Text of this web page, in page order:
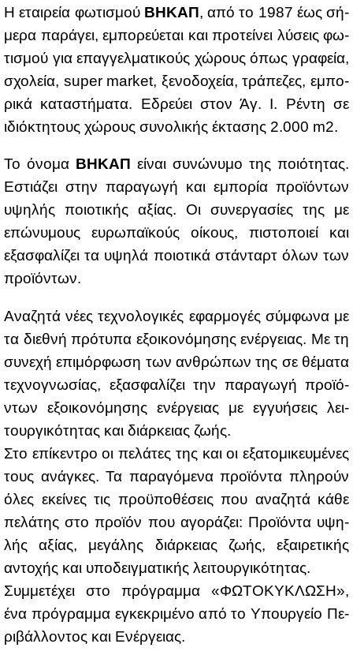
Η εται­ρεία φω­τι­σμού ΒΗ­ΚΑΠ, από το 1987 έως σή­
με­ρα πα­ρά­γει, εμπο­ρεύ­ε­ται και προ­τεί­νει λύ­σεις φω­
τι­σμού για επαγ­γελ­μα­τι­κούς χώ­ρους όπως γρα­φεία,
σχο­λεία, super market, ξε­νο­δο­χεία, τρά­πε­ζες, εμπο­
ρι­κά κα­τα­στή­μα­τα. Εδρεύ­ει στον Άγ. Ι. Ρέ­ντη σε
ιδιό­κτη­τους χώ­ρους συ­νο­λι­κής έκτα­σης 2.000 m2.
Το όνο­μα ΒΗ­ΚΑΠ εί­ναι συ­νώ­νυ­μο της ποιό­τη­τας.
Εστιά­ζει στην πα­ρα­γω­γή και εμπο­ρία προ­ϊ­ό­ντων
υψη­λής ποιο­τι­κής αξί­ας. Οι συ­νερ­γα­σί­ες της με
επώ­νυ­μους ευ­ρω­παϊ­κούς οί­κους, πι­στο­ποιεί και
εξα­σφα­λί­ζει τα υψη­λά ποιο­τι­κά στά­νταρτ όλων των
προ­ϊ­ό­ντων.
Ανα­ζη­τά νέ­ες τε­χνο­λο­γι­κές εφαρ­μο­γές σύμ­φω­να με
τα διε­θνή πρό­τυ­πα εξοι­κο­νό­μη­σης ενέρ­γειας. Με τη
συ­νε­χή επι­μόρ­φω­ση των αν­θρώ­πων της σε θέ­μα­τα
τε­χνο­γνω­σί­ας, εξα­σφα­λί­ζει την πα­ρα­γω­γή προ­ϊ­ό­
ντων εξοι­κο­νό­μη­σης ενέρ­γειας με εγ­γυ­ή­σεις λει­
τουρ­γι­κό­τη­τας και διάρ­κειας ζω­ής.
Στο επί­κε­ντρο οι πε­λά­τες της και οι εξα­το­μι­κευ­μέ­νες
τους ανά­γκες. Τα πα­ρα­γό­με­να προ­ϊ­ό­ντα πλη­ρούν
όλες εκεί­νες τις προ­ϋ­πο­θέ­σεις που ανα­ζη­τά κά­θε
πε­λά­της στο προ­ϊ­όν που αγο­ρά­ζει: Προ­ϊ­ό­ντα υψη­
λής αξί­ας, με­γά­λης διάρ­κειας ζω­ής, εξαι­ρε­τι­κής
αντο­χής και υπο­δειγ­μα­τι­κής λει­τουρ­γι­κό­τη­τας.
Συμ­με­τέ­χει στο πρό­γραμ­μα «ΦΩ­ΤΟ­ΚΥ­ΚΛΩ­ΣΗ»,
ένα πρό­γραμ­μα εγκε­κρι­μέ­νο από το Υπουρ­γείο Πε­
ρι­βάλ­λο­ντος και Ενέρ­γειας.